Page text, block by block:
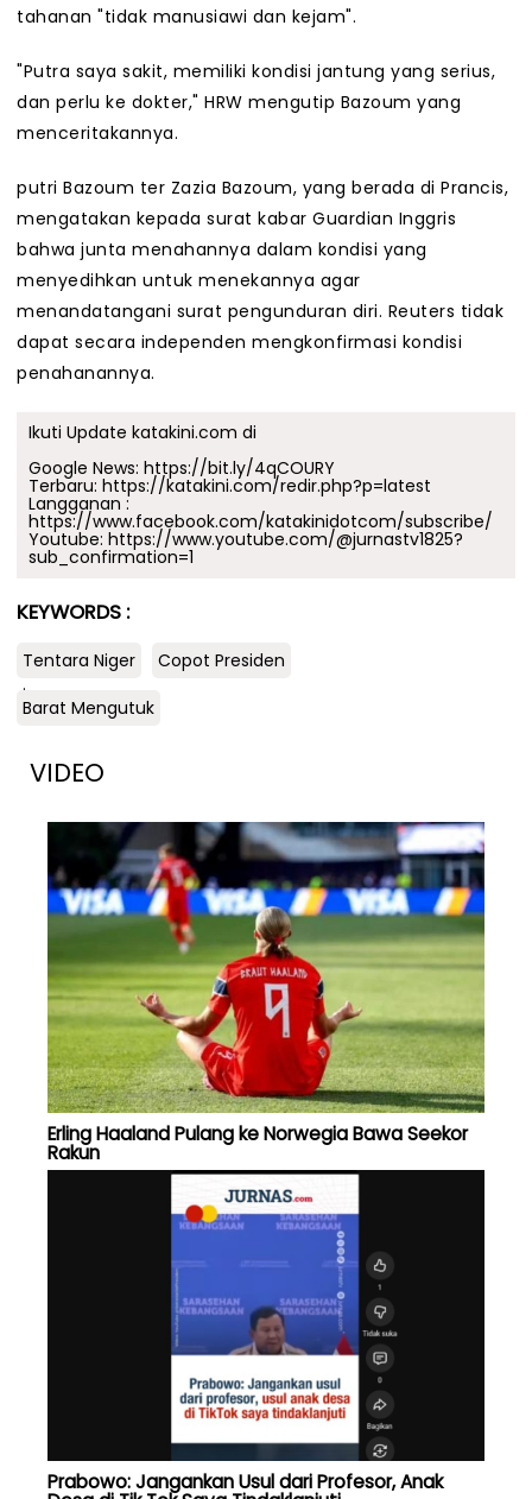
tahanan "tidak manusiawi dan kejam".
"Putra saya sakit, memiliki kondisi jantung yang serius,
dan perlu ke dokter," HRW mengutip Bazoum yang
menceritakannya.
putri Bazoum ter Zazia Bazoum, yang berada di Prancis,
mengatakan kepada surat kabar Guardian Inggris
bahwa junta menahannya dalam kondisi yang
menyedihkan untuk menekannya agar
menandatangani surat pengunduran diri. Reuters tidak
dapat secara independen mengkonfirmasi kondisi
penahanannya.
Ikuti Update katakini.com di
Google News: https://bit.ly/4qCOURY
Terbaru: https://katakini.com/redir.php?p=latest
Langganan :
https://www.facebook.com/katakinidotcom/subscribe/
Youtube: https://www.youtube.com/@jurnastv1825?
sub_confirmation=1
KEYWORDS :
Tentara Niger
Copot Presiden
.
Barat Mengutuk
VIDEO
Erling Haaland Pulang ke Norwegia Bawa Seekor
Rakun
Prabowo: Jangankan Usul dari Profesor, Anak